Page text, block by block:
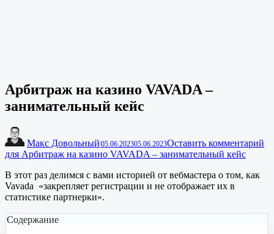
Арбитраж на казино VAVADA –
занимательный кейс
Макс Довольный|05.06.202305.06.2023Оставить комментарий
для Арбитраж на казино VAVADA – занимательный кейс
В этот раз делимся с вами историей от вебмастера о том, как
Vavada «закрепляет регистрации и не отображает их в
статистике партнерки».
Содержание